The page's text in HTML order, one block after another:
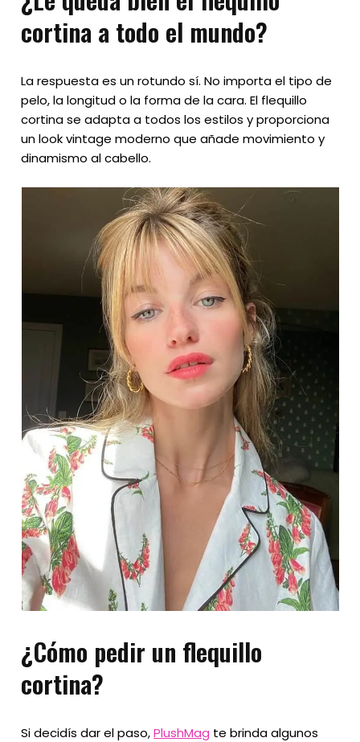
cortina a todo el mundo?
La respuesta es un rotundo sí. No importa el tipo de
pelo, la longitud o la forma de la cara. El flequillo
cortina se adapta a todos los estilos y proporciona
un look vintage moderno que añade movimiento y
dinamismo al cabello.
¿Cómo pedir un flequillo
cortina?
Si decidís dar el paso,PlushMag te brinda algunos